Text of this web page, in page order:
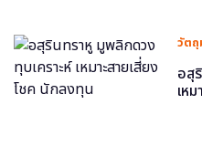
วัต
อสุ
เห